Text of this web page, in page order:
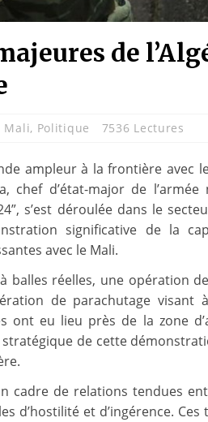
de
Mali, Politique 7536 Lectures
ampleur à la frontière avec
chef d’état-major de l’armée
s’est déroulée dans le
significative de la
avec le Mali.
balles réelles, une opération
de parachutage visant
ont eu lieu près de la zone
de cette
cadre de relations tendues
d’hostilité et d’ingérence.